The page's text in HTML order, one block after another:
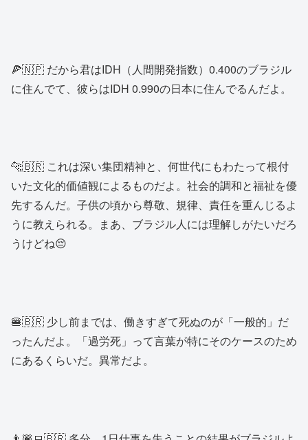
🍕🇳🇵 だから君はIDH（人間開発指数）0.400のブラジル
に住んでて、彼らはIDH 0.990の日本に住んでるんだよ。
🐆🇧🇷 これは深い集団精神と、何世代にもわたって根付
いた文化的価値観によるものだよ。社会的調和と福祉を優
先するんだ。子供の頃から尊敬、規律、責任を重んじるよ
うに教えられる。まあ、ブラジル人には理解しがたいだろ
うけどね😔
🍔🇧🇷 少し前までは、働きすぎて死ぬのが「一般的」だ
ったんだよ。「過労死」って言葉が特にそのケースのため
にあるくらいだ。異常だよ。